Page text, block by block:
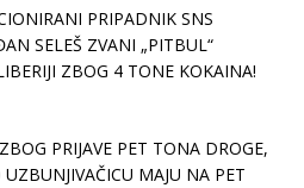
PRIPADNIK SNS
SELEŠ ZVANI „PITBUL“
ZBOG 4 TONE KOKAINA!
PRIJAVE PET TONA DROGE,
MAJU NA PET